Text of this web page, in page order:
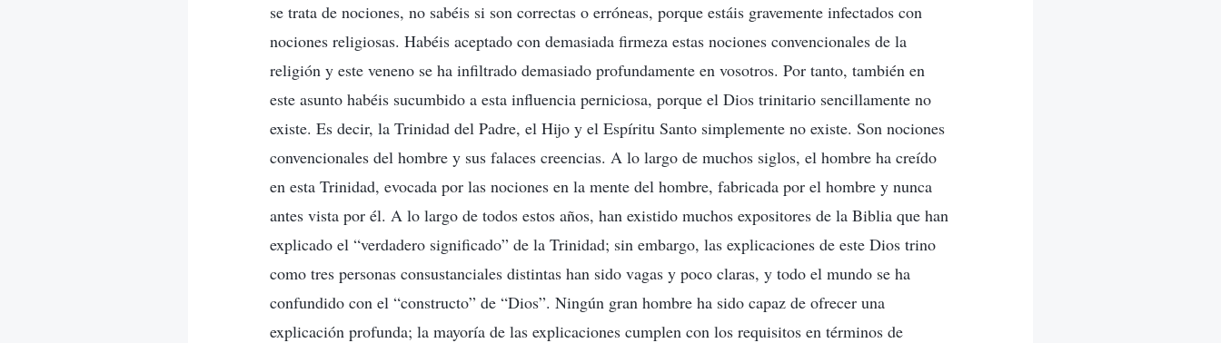
se trata de nociones, no sabéis si son correctas o erróneas, porque estáis gravemente infectados con
nociones religiosas. Habéis aceptado con demasiada firmeza estas nociones convencionales de la
religión y este veneno se ha infiltrado demasiado profundamente en vosotros. Por tanto, también en
este asunto habéis sucumbido a esta influencia perniciosa, porque el Dios trinitario sencillamente no
existe. Es decir, la Trinidad del Padre, el Hijo y el Espíritu Santo simplemente no existe. Son nociones
convencionales del hombre y sus falaces creencias. A lo largo de muchos siglos, el hombre ha creído
en esta Trinidad, evocada por las nociones en la mente del hombre, fabricada por el hombre y nunca
antes vista por él. A lo largo de todos estos años, han existido muchos expositores de la Biblia que han
explicado el “verdadero significado” de la Trinidad; sin embargo, las explicaciones de este Dios trino
como tres personas consustanciales distintas han sido vagas y poco claras, y todo el mundo se ha
confundido con el “constructo” de “Dios”. Ningún gran hombre ha sido capaz de ofrecer una
explicación profunda; la mayoría de las explicaciones cumplen con los requisitos en términos de